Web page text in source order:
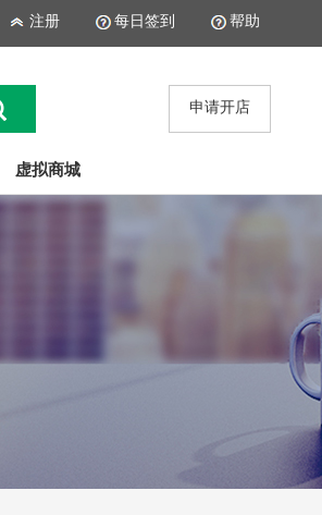
帮助
每日签到
注册
申请开店
虚拟商城